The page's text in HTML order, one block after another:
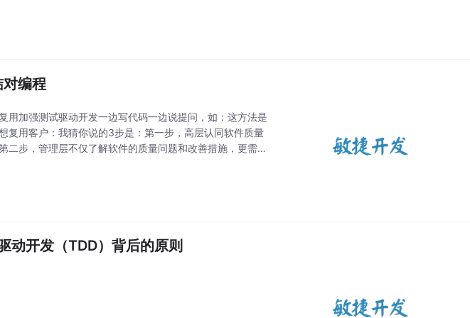
对编程
用加强测试驱动开发一边写代码一边说提问，如：这方法是
复用客户：我猜你说的3步是：第一步，高层认同软件质量
二步，管理层不仅了解软件的质量问题和改善措施，更需要
动开发（TDD）背后的原则